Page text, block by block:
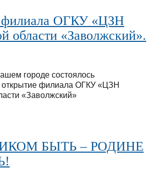
филиала ОГКУ «ЦЗН
области «Заволжский».
городе состоялось
открытие филиала ОГКУ «ЦЗН
«Заволжский»
БЫТЬ – РОДИНЕ